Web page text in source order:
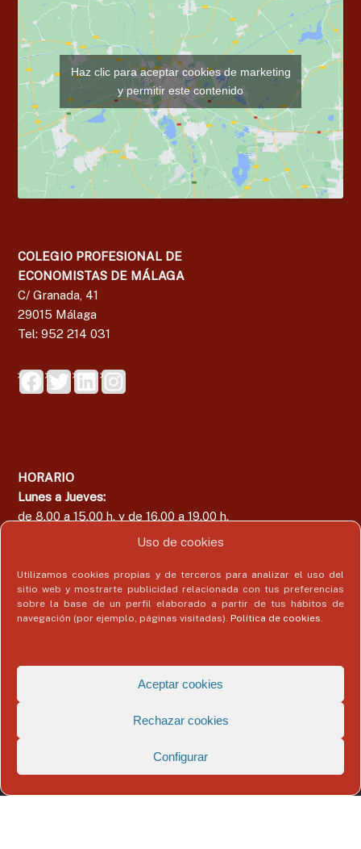
Uso de cookies
Utilizamos cookies propias y de terceros para analizar el uso del
sitio web y mostrarte publicidad relacionada con tus preferencias
sobre la base de un perfil elaborado a partir de tus hábitos de
navegación (por ejemplo, páginas visitadas). Política de cookies.
Aceptar cookies
Rechazar cookies
Configurar
Haz clic para aceptar cookies de marketing
y permitir este contenido
COLEGIO PROFESIONAL DE
ECONOMISTAS DE MÁLAGA
C/ Granada, 41
29015 Málaga
Tel: 952 214 031
HORARIO
Lunes a Jueves:
de 8.00 a 15.00 h. y de 16.00 a 19.00 h.
Área del Colegiado
Acceder
Colegio Profesional de Economistas de Málaga
los derechos reservados. Tema:Flashde ThemeGrill. Funciona con